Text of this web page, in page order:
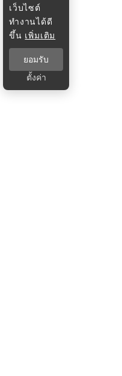
เว็บไซต์
ทำงานได้ดี
ขึ้น เพิ่มเติม
ยอมรับ
ตั้งค่า